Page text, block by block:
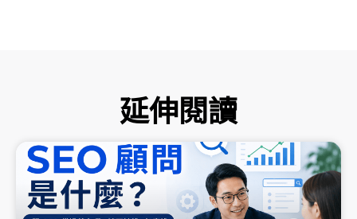
延伸閱讀
頁
面
頁
頁
面
頁 頁
面